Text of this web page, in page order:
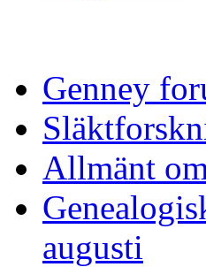
Genney
Allmänt
augusti